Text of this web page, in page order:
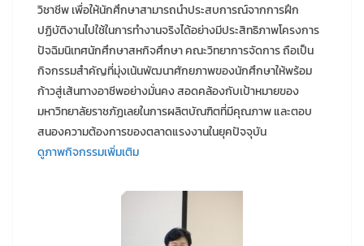
วิชาชีพ เพื่อให้นักศึกษาสามารถนำประสบการณ์จากการฝึก
ปฏิบัติงานไปใช้ในการทำงานจริงได้อย่างมีประสิทธิภาพโครงการ
ปัจฉิมนิเทศนักศึกษาสหกิจศึกษา คณะวิทยาการจัดการ ถือเป็น
กิจกรรมสำคัญที่มุ่งเน้นพัฒนาศักยภาพของนักศึกษาให้พร้อม
ก้าวสู่เส้นทางอาชีพอย่างมั่นคง สอดคล้องกับเป้าหมายของ
มหาวิทยาลัยราชภัฏเลยในการผลิตบัณฑิตที่มีคุณภาพ และตอบ
สนองความต้องการของตลาดแรงงานในยุคปัจจุบัน
ดูภาพกิจกรรมเพิ่มเติม